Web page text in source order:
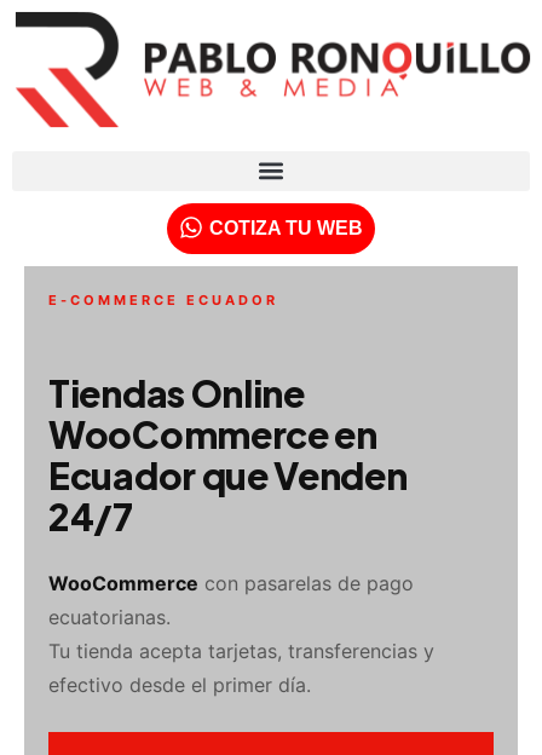
contenido
COTIZA TU WEB
E-COMMERCE ECUADOR
Tiendas Online
WooCommerce en
Ecuador que Venden
24/7
WooCommerce con pasarelas de pago
ecuatorianas.
Tu tienda acepta tarjetas, transferencias y
efectivo desde el primer día.